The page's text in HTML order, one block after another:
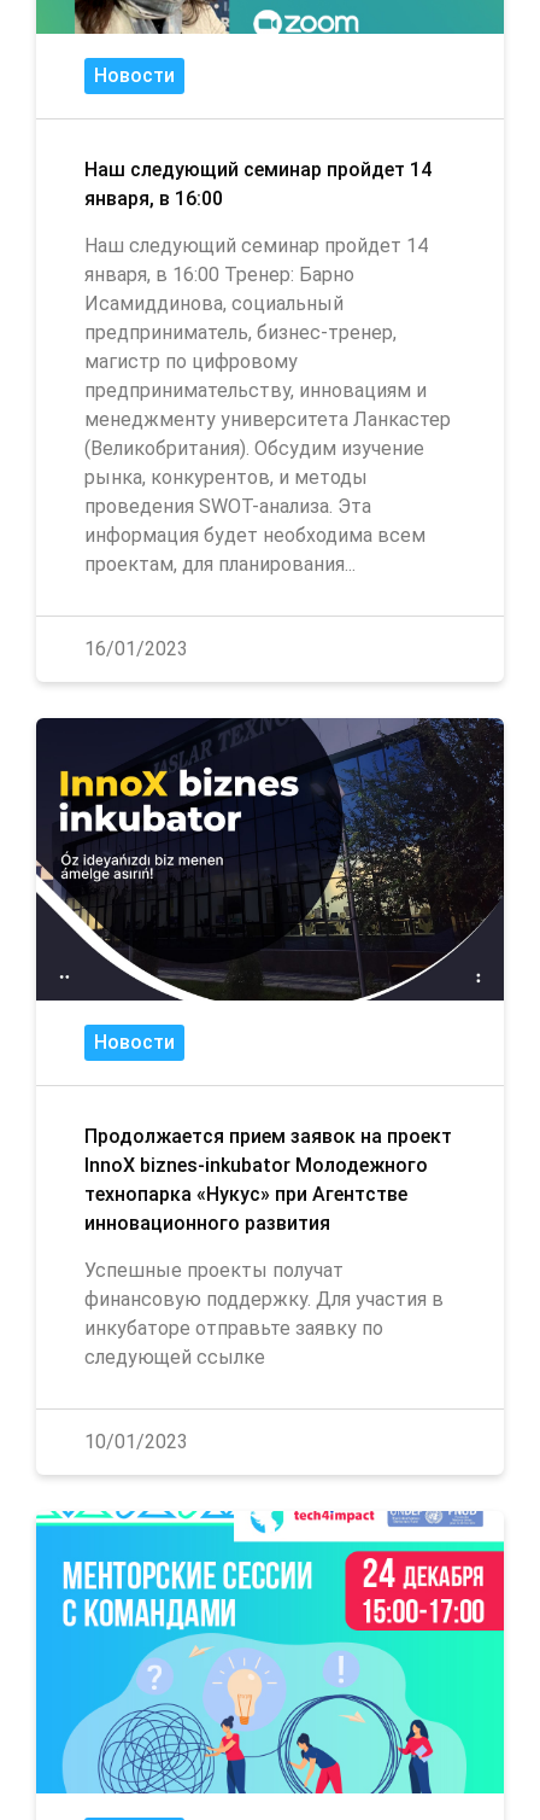
Новости
Наш следующий семинар пройдет 14
января, в 16:00
Наш следующий семинар пройдет 14
января, в 16:00 Тренер: Барно
Исамиддинова, социальный
предприниматель, бизнес-тренер,
магистр по цифровому
предпринимательству, инновациям и
менеджменту университета Ланкастер
(Великобритания). Обсудим изучение
рынка, конкурентов, и методы
проведения SWOT-анализа. Эта
информация будет необходима всем
проектам, для планирования...
16/01/2023
Новости
Продолжается прием заявок на проект
InnoX biznes-inkubator Молодежного
технопарка «Нукус» при Агентстве
инновационного развития
Успешные проекты получат
финансовую поддержку. Для участия в
инкубаторе отправьте заявку по
следующей ссылке
10/01/2023